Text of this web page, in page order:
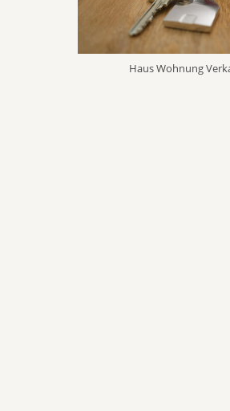
Haus Wohnung